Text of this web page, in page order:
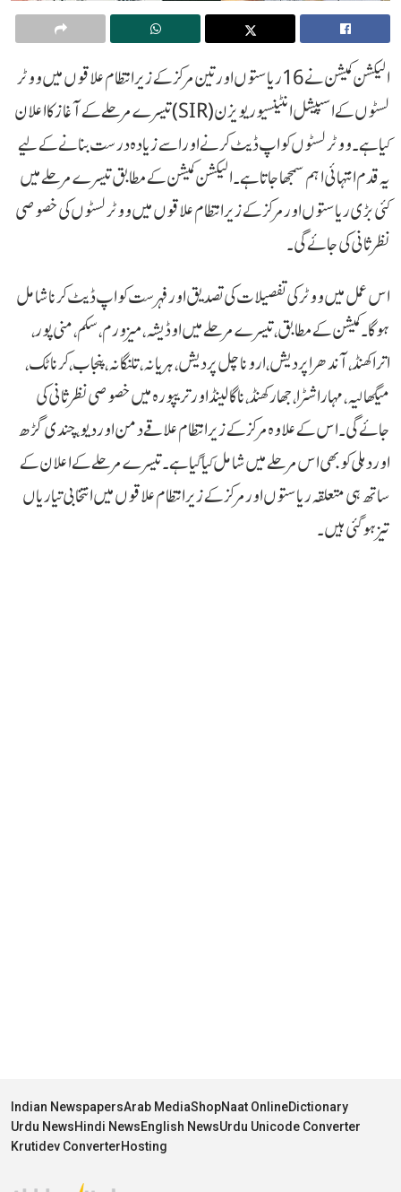
الیکشن کمیشن نے 16 ریاستوں اور تین مرکز کے زیر انتظام علاقوں میں ووٹر
لسٹوں کے اسپیشل انٹینسیو ریویژن (SIR) تیسرے مرحلے کے آغاز کا اعلان
کیا ہے۔ ووٹر لسٹوں کو اپ ڈیٹ کرنے اور اسے زیادہ درست بنانے کے لیے
یہ قدم انتہائی اہم سمجھا جاتا ہے۔ الیکشن کمیشن کے مطابق تیسرے مرحلے میں
کئی بڑی ریاستوں اور مرکز کے زیر انتظام علاقوں میں ووٹر لسٹوں کی خصوصی
نظرثانی کی جائے گی۔
اس عمل میں ووٹر کی تفصیلات کی تصدیق اور فہرست کو اپ ڈیٹ کرنا شامل
ہوگا۔ کمیشن کے مطابق، تیسرے مرحلے میں اوڈیشہ، میزورم، سکم، منی پور،
اتراکھنڈ، آندھرا پردیش، اروناچل پردیش، ہریانہ، تلنگانہ، پنجاب، کرناٹک،
میگھالیہ، مہاراشٹرا، جھارکھنڈ، ناگالینڈ اور تریپورہ میں خصوصی نظر ثانی کی
جائے گی۔ اس کے علاوہ مرکز کے زیر انتظام علاقے دمن اور دیو، چندی گڑھ
اور دہلی کو بھی اس مرحلے میں شامل کیا گیا ہے۔ تیسرے مرحلے کے اعلان کے
ساتھ ہی متعلقہ ریاستوں اور مرکز کے زیر انتظام علاقوں میں انتخابی تیاریاں
تیز ہو گئی ہیں۔
Indian NewspapersArab MediaShopNaat OnlineDictionary
Urdu NewsHindi NewsEnglish NewsUrdu Unicode Converter
Krutidev ConverterHosting